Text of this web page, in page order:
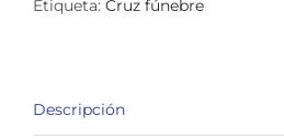
Etiqueta: Cruz fúnebre
Descripción